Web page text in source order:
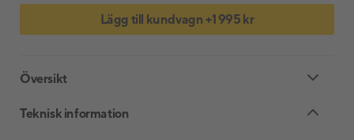
Lägg till kundvagn +1 995 kr
Översikt
Teknisk information